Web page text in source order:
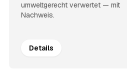
umweltgerecht verwertet — mit
Nachweis.
Details